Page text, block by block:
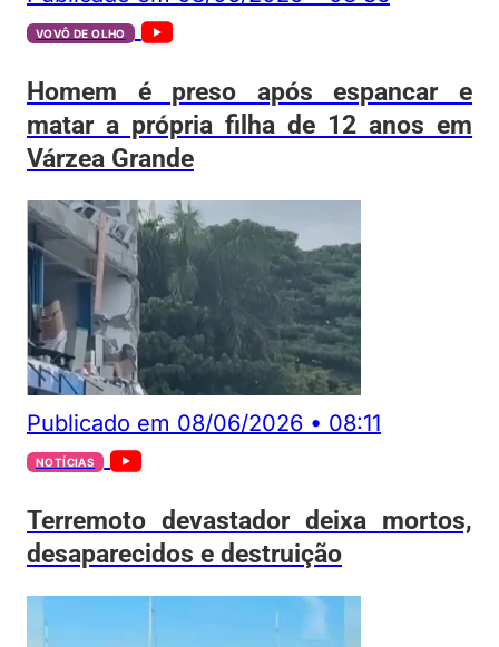
VOVÔ DE OLHO
Homem é preso após espancar e
matar a própria filha de 12 anos em
Várzea Grande
Publicado em 08/06/2026 • 08:11
NOTÍCIAS
Terremoto devastador deixa mortos,
desaparecidos e destruição